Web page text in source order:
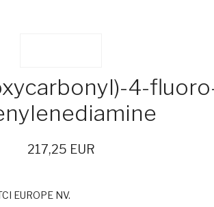
4-
217,25 EUR
EUROPE NV.